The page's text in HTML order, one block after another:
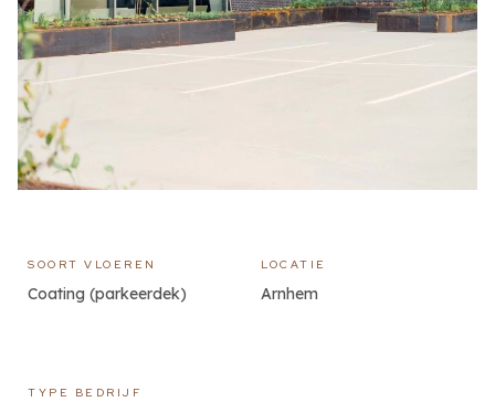
SOORT VLOEREN
Coating (parkeerdek)
LOCATIE
Arnhem
TYPE BEDRIJF